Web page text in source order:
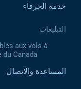
خدمة الحرفاء
التبليغات
aux vols à
Canada
المساعدة والاتصال